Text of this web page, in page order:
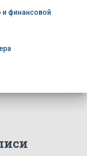
и финансовой